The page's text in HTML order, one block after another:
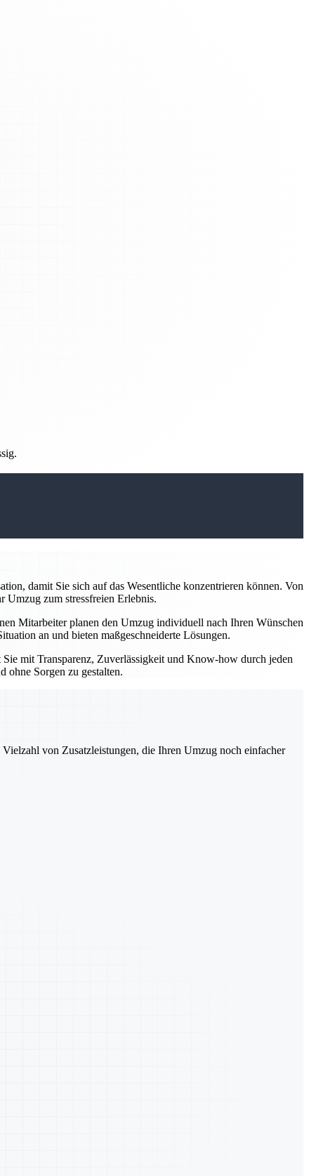
damit Sie sich auf das Wesentliche konzentrieren können. Von
Umzug zum stressfreien Erlebnis.
Mitarbeiter planen den Umzug individuell nach Ihren Wünschen
an und bieten maßgeschneiderte Lösungen.
mit Transparenz, Zuverlässigkeit und Know-how durch jeden
ohne Sorgen zu gestalten.
von Zusatzleistungen, die Ihren Umzug noch einfacher